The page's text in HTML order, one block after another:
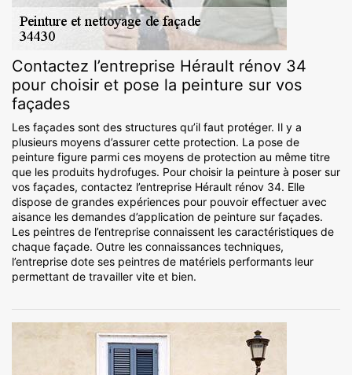
Contactez l’entreprise Hérault rénov 34
pour choisir et pose la peinture sur vos
façades
Les façades sont des structures qu’il faut protéger. Il y a
plusieurs moyens d’assurer cette protection. La pose de
peinture figure parmi ces moyens de protection au même titre
que les produits hydrofuges. Pour choisir la peinture à poser sur
vos façades, contactez l’entreprise Hérault rénov 34. Elle
dispose de grandes expériences pour pouvoir effectuer avec
aisance les demandes d’application de peinture sur façades.
Les peintres de l’entreprise connaissent les caractéristiques de
chaque façade. Outre les connaissances techniques,
l’entreprise dote ses peintres de matériels performants leur
permettant de travailler vite et bien.